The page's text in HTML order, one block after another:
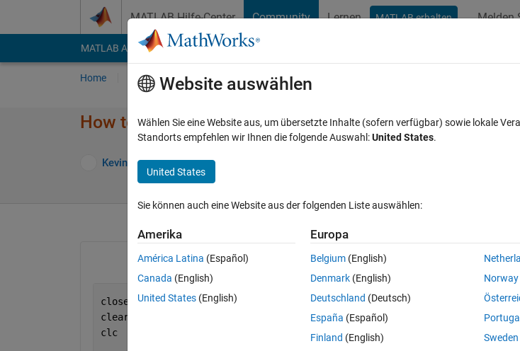
MATLAB Hilfe-Center Community Lernen MATLAB erhalten Melden
MATLAB Answers File Exchange Cody
Home Fragen Antworten Durchsuchen
How to fill a 2D plot?
Kevin 4 Nov. 2021 1 Antwort
In
close
all
clear
clc
Website auswählen
Wählen Sie eine Website aus, um übersetzte Inhalte (sofern verfügbar) sowie lokale
Standorts empfehlen wir Ihnen die folgende Auswahl:United States.
United States
Sie können auch eine Website aus der folgenden Liste auswählen:
Amerika
América Latina (Español)
Canada (English)
United States (English)
Europa
Belgium (English)
Denmark (English)
Deutschland (Deutsch)
España (Español)
Finland (English)
Norway
Portugal
Sweden